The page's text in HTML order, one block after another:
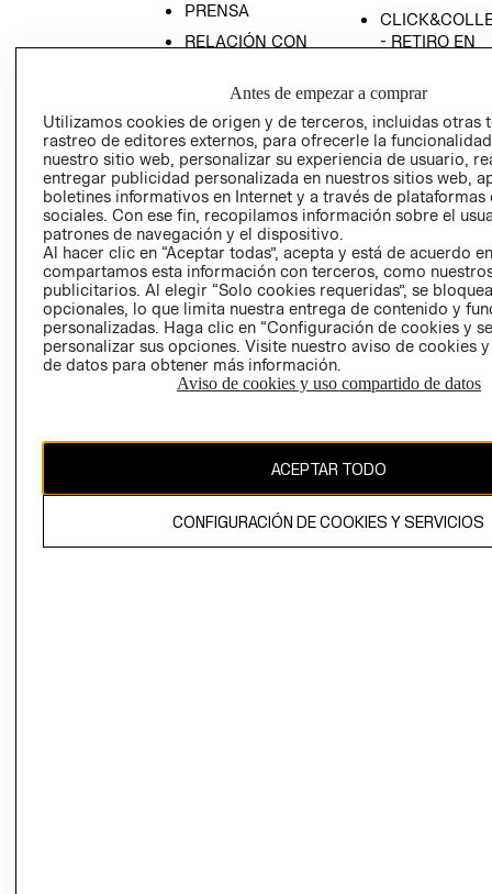
PRENSA
RELACIÓN CON
POLÍTICA
EMPRESARIAL
- RETIRO EN
TÉRMINOS Y
CONDICIONES
AVISO DE
PRIVACIDAD
GIFT CARD
COOKIES
CAMBIAR REGIÓN
El contenido de esta página web está protegido por copyright y es
Antes de empezar a comprar
Utilizamos cookies de origen y de terceros, incluidas otras
rastreo de editores externos, para ofrecerle la
nuestro sitio web, personalizar su experiencia de usuario,
entregar publicidad personalizada en nuestros sitios web,
boletines informativos en Internet y a través de plataformas
sociales. Con ese fin, recopilamos información sobre el
patrones de navegación y el dispositivo.
Al hacer clic en “Aceptar todas”, acepta y está de acuerdo
compartamos esta información con terceros, como
publicitarios. Al elegir “Solo cookies requeridas”, se
opcionales, lo que limita nuestra entrega de contenido y
personalizadas. Haga clic en “Configuración de cookies y
personalizar sus opciones. Visite nuestro aviso de cookies
de datos para obtener más información.
Aviso de cookies y uso compartido de datos
ACEPTAR TODO
CONFIGURACIÓN DE COOKIES Y SERVICIOS